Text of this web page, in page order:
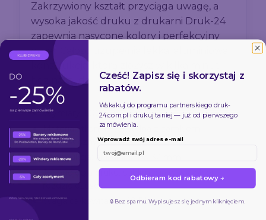
Zakrzywiony kształt przyciąga uwagę, a
wysoka jakość druku z drukarni Druk-24
zapewnia nasycone kolory i perfekcyjny
detal. Całość uzupełnia lekka, aluminiowa
konstrukcja, którą złożysz w kilka minut –
bez narzędzi.
Wymiary: 600 × 230 cm
Materiał: tkanina tekstylna z zamkiem
błyskawicznym
Konstrukcja: aluminium Ø 32 mm
Technologia druku: sublimacja w wysokiej
rozdzielczości
Waga całkowita: ok. 18,5 kg
Cześć! Zapisz się i skorzystaj z
rabatów.
Wskakuj do programu partnerskiegodruk-
24.com.pl i drukuj taniej — już od pierwszego
zamówienia.
Wprowadź swój adres e-mail
Odbieram kod rabatowy →
🔒 Bez spamu. Wypisujesz się jednym kliknięciem.